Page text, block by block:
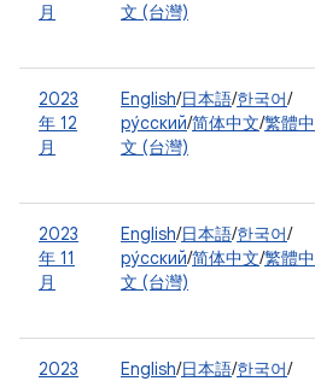
月
文 (台灣)
2023
年 12
月
English/日本語/한국어/
ру́сский/简体中文/繁體中
文 (台灣)
2023
年 11
月
English/日本語/한국어/
ру́сский/简体中文/繁體中
文 (台灣)
2023
English/日本語/한국어/